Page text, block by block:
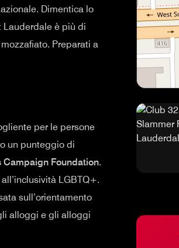
Dimentica lo
Lauderdale è più di
Preparati a
per le persone
un punteggio di
Campaign Foundation.
LGBTQ+.
sull’orientamento
alloggi e gli alloggi